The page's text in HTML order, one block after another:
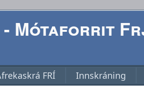
- Mótaforrit
FRÍ Innskráning